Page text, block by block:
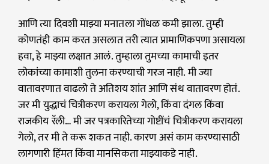
आणि त्या दिवशी माझ्या मनातला गोंधळ कमी झाला. तुम्ही
कोणतंही काम करत असलात तरी त्यात प्रामाणिकपणा असायला
हवा, हे माझ्या लक्षात आलं. तुम्हाला तुमच्या कामाची इतर
लोकांच्या कामाशी तुलना करण्याची गरज नाही. मी ज्या
वातावरणात वाढलो ते अतिशय शांत आणि संथ वातावरण होतं.
जर मी युद्धाचं चित्रीकरण करायला गेलो, किंवा दंगल किंवा
राजकीय रॅली… मी जर पत्रकारितेच्या गोष्टींचं चित्रीकरण करायला
गेलो, तर मी ते करू शकत नाही. कारण असं काम करण्यासाठी
लागणारी हिंमत किंवा मानसिकता माझ्याकडे नाही.